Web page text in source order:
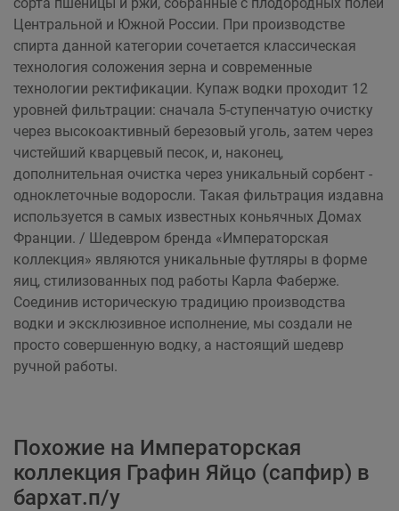
Центральной и Южной России. При производстве
спирта данной категории сочетается классическая
технология соложения зерна и современные
технологии ректификации. Купаж водки проходит 12
уровней фильтрации: сначала 5-ступенчатую очистку
через высокоактивный березовый уголь, затем через
чистейший кварцевый песок, и, наконец,
дополнительная очистка через уникальный сорбент -
одноклеточные водоросли. Такая фильтрация издавна
используется в самых известных коньячных Домах
Франции. / Шедевром бренда «Императорская
коллекция» являются уникальные футляры в форме
яиц, стилизованных под работы Карла Фаберже.
Соединив историческую традицию производства
водки и эксклюзивное исполнение, мы создали не
просто совершенную водку, а настоящий шедевр
ручной работы.
Похожие на Императорская
коллекция Графин Яйцо (сапфир) в
бархат.п/у